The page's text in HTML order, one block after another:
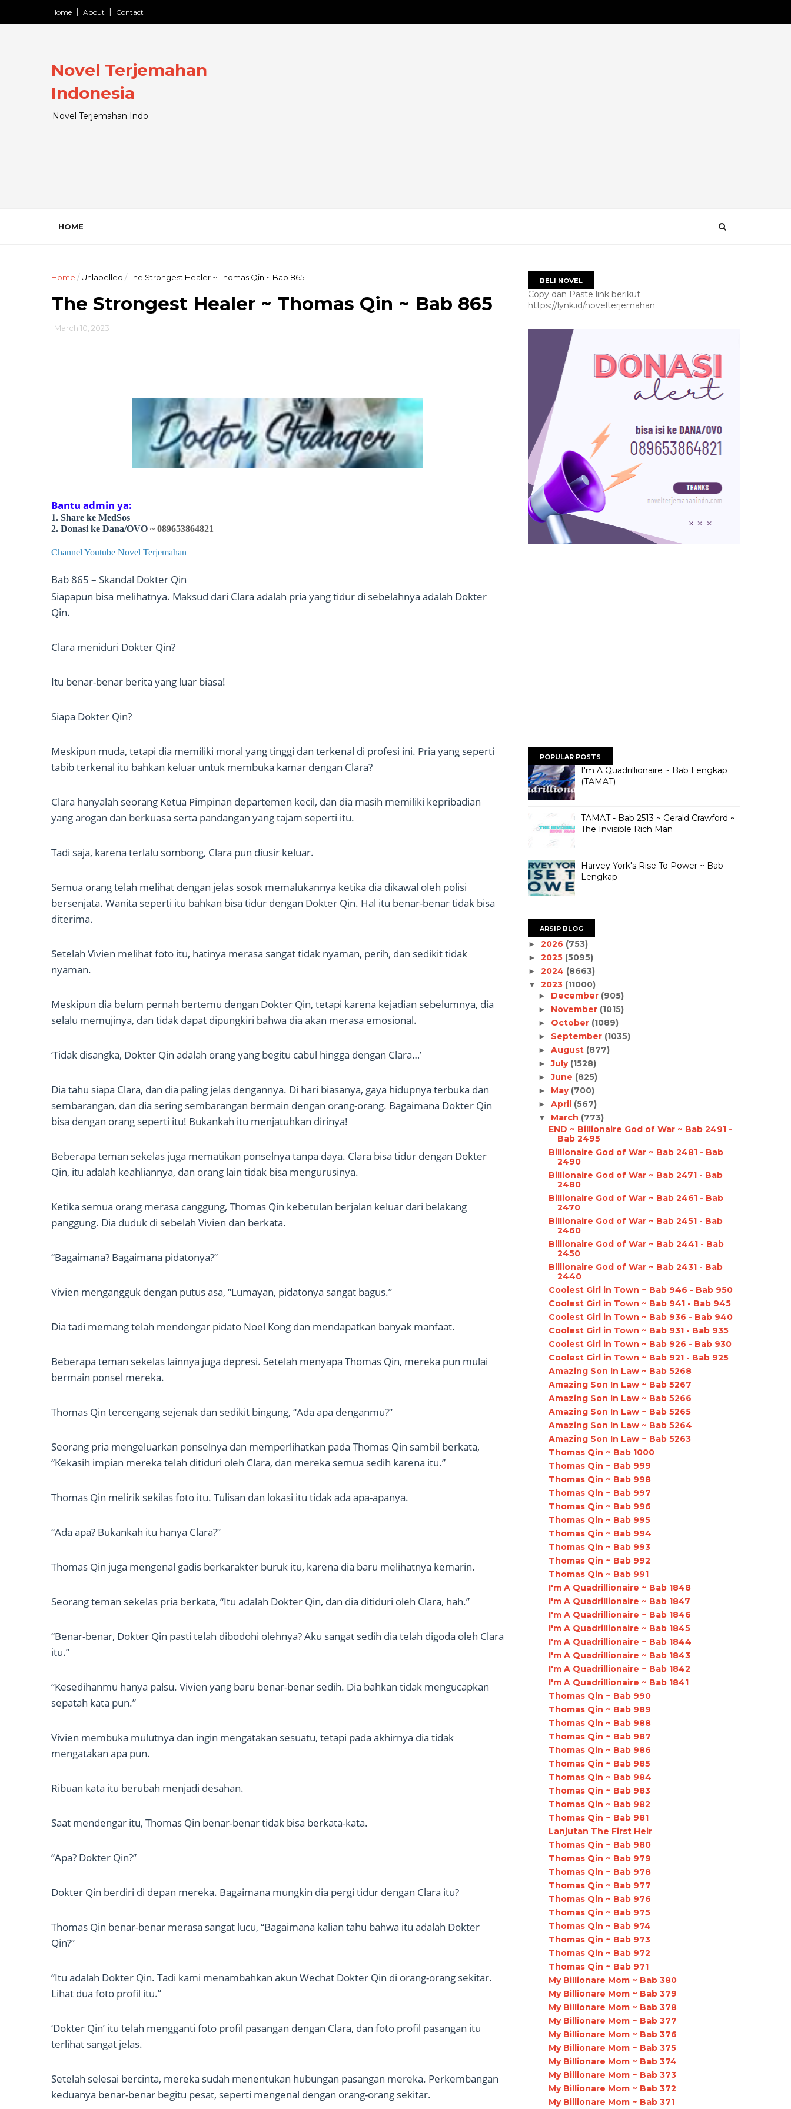
Home About Contact
Novel Terjemahan
Indonesia
Novel Terjemahan Indo
HOME
Home /Unlabelled /The Strongest Healer ~ Thomas Qin ~ Bab 865
The Strongest Healer ~ Thomas Qin ~ Bab 865
March 10, 2023
Bantu admin ya:
1. Share ke MedSos
2. Donasi ke Dana/OVO ~ 089653864821
Channel Youtube Novel Terjemahan
Bab 865 – Skandal Dokter Qin
Siapapun bisa melihatnya. Maksud dari Clara adalah pria yang tidur di sebelahnya adalah Dokter
Qin.
Clara meniduri Dokter Qin?
Itu benar-benar berita yang luar biasa!
Siapa Dokter Qin?
Meskipun muda, tetapi dia memiliki moral yang tinggi dan terkenal di profesi ini. Pria yang seperti
tabib terkenal itu bahkan keluar untuk membuka kamar dengan Clara?
Clara hanyalah seorang Ketua Pimpinan departemen kecil, dan dia masih memiliki kepribadian
yang arogan dan berkuasa serta pandangan yang tajam seperti itu.
Tadi saja, karena terlalu sombong, Clara pun diusir keluar.
Semua orang telah melihat dengan jelas sosok memalukannya ketika dia dikawal oleh polisi
bersenjata. Wanita seperti itu bahkan bisa tidur dengan Dokter Qin. Hal itu benar-benar tidak bisa
diterima.
Setelah Vivien melihat foto itu, hatinya merasa sangat tidak nyaman, perih, dan sedikit tidak
nyaman.
Meskipun dia belum pernah bertemu dengan Dokter Qin, tetapi karena kejadian sebelumnya, dia
selalu memujinya, dan tidak dapat dipungkiri bahwa dia akan merasa emosional.
‘Tidak disangka, Dokter Qin adalah orang yang begitu cabul hingga dengan Clara…’
Dia tahu siapa Clara, dan dia paling jelas dengannya. Di hari biasanya, gaya hidupnya terbuka dan
sembarangan, dan dia sering sembarangan bermain dengan orang-orang. Bagaimana Dokter Qin
bisa dengan orang seperti itu! Bukankah itu menjatuhkan dirinya!
Beberapa teman sekelas juga mematikan ponselnya tanpa daya. Clara bisa tidur dengan Dokter
Qin, itu adalah keahliannya, dan orang lain tidak bisa mengurusinya.
Ketika semua orang merasa canggung, Thomas Qin kebetulan berjalan keluar dari belakang
panggung. Dia duduk di sebelah Vivien dan berkata.
“Bagaimana? Bagaimana pidatonya?”
Vivien mengangguk dengan putus asa, “Lumayan, pidatonya sangat bagus.”
Dia tadi memang telah mendengar pidato Noel Kong dan mendapatkan banyak manfaat.
Beberapa teman sekelas lainnya juga depresi. Setelah menyapa Thomas Qin, mereka pun mulai
bermain ponsel mereka.
Thomas Qin tercengang sejenak dan sedikit bingung, “Ada apa denganmu?”
Seorang pria mengeluarkan ponselnya dan memperlihatkan pada Thomas Qin sambil berkata,
“Kekasih impian mereka telah ditiduri oleh Clara, dan mereka semua sedih karena itu.”
Thomas Qin melirik sekilas foto itu. Tulisan dan lokasi itu tidak ada apa-apanya.
“Ada apa? Bukankah itu hanya Clara?”
Thomas Qin juga mengenal gadis berkarakter buruk itu, karena dia baru melihatnya kemarin.
Seorang teman sekelas pria berkata, “Itu adalah Dokter Qin, dan dia ditiduri oleh Clara, hah.”
“Benar-benar, Dokter Qin pasti telah dibodohi olehnya? Aku sangat sedih dia telah digoda oleh Clara
itu.”
“Kesedihanmu hanya palsu. Vivien yang baru benar-benar sedih. Dia bahkan tidak mengucapkan
sepatah kata pun.”
Vivien membuka mulutnya dan ingin mengatakan sesuatu, tetapi pada akhirnya dia tidak
mengatakan apa pun.
Ribuan kata itu berubah menjadi desahan.
Saat mendengar itu, Thomas Qin benar-benar tidak bisa berkata-kata.
“Apa? Dokter Qin?”
Dokter Qin berdiri di depan mereka. Bagaimana mungkin dia pergi tidur dengan Clara itu?
Thomas Qin benar-benar merasa sangat lucu, “Bagaimana kalian tahu bahwa itu adalah Dokter
Qin?”
“Itu adalah Dokter Qin. Tadi kami menambahkan akun Wechat Dokter Qin di orang-orang sekitar.
Lihat dua foto profil itu.”
‘Dokter Qin’ itu telah mengganti foto profil pasangan dengan Clara, dan foto profil pasangan itu
terlihat sangat jelas.
Setelah selesai bercinta, mereka sudah menentukan hubungan pasangan mereka. Perkembangan
keduanya benar-benar begitu pesat, seperti mengenal dengan orang-orang sekitar.
BELI NOVEL
Copy dan Paste link berikut
https://lynk.id/novelterjemahan
POPULAR POSTS
I'm A Quadrillionaire ~ Bab Lengkap
(TAMAT)
TAMAT - Bab 2513 ~ Gerald Crawford ~
The Invisible Rich Man
Harvey York's Rise To Power ~ Bab
Lengkap
ARSIP BLOG
► 2026 (753)
► 2025 (5095)
► 2024 (8663)
▼ 2023 (11000)
► December (905)
► November (1015)
► October (1089)
► September (1035)
► August (877)
►July (1528)
►June (825)
► May (700)
► April (567)
▼ March (773)
END ~ Billionaire God of War ~ Bab 2491 -
Bab 2495
Billionaire God of War ~ Bab 2481 - Bab
2490
Billionaire God of War ~ Bab 2471 - Bab
2480
Billionaire God of War ~ Bab 2461 - Bab
2470
Billionaire God of War ~ Bab 2451 - Bab
2460
Billionaire God of War ~ Bab 2441 - Bab
2450
Billionaire God of War ~ Bab 2431 - Bab
2440
Coolest Girl in Town ~ Bab 946 - Bab 950
Coolest Girl in Town ~ Bab 941 - Bab 945
Coolest Girl in Town ~ Bab 936 - Bab 940
Coolest Girl in Town ~ Bab 931 - Bab 935
Coolest Girl in Town ~ Bab 926 - Bab 930
Coolest Girl in Town ~ Bab 921 - Bab 925
Amazing Son In Law ~ Bab 5268
Amazing Son In Law ~ Bab 5267
Amazing Son In Law ~ Bab 5266
Amazing Son In Law ~ Bab 5265
Amazing Son In Law ~ Bab 5264
Amazing Son In Law ~ Bab 5263
Thomas Qin ~ Bab 1000
Thomas Qin ~ Bab 999
Thomas Qin ~ Bab 998
Thomas Qin ~ Bab 997
Thomas Qin ~ Bab 996
Thomas Qin ~ Bab 995
Thomas Qin ~ Bab 994
Thomas Qin ~ Bab 993
Thomas Qin ~ Bab 992
Thomas Qin ~ Bab 991
I'm A Quadrillionaire ~ Bab 1848
I'm A Quadrillionaire ~ Bab 1847
I'm A Quadrillionaire ~ Bab 1846
I'm A Quadrillionaire ~ Bab 1845
I'm A Quadrillionaire ~ Bab 1844
I'm A Quadrillionaire ~ Bab 1843
I'm A Quadrillionaire ~ Bab 1842
I'm A Quadrillionaire ~ Bab 1841
Thomas Qin ~ Bab 990
Thomas Qin ~ Bab 989
Thomas Qin ~ Bab 988
Thomas Qin ~ Bab 987
Thomas Qin ~ Bab 986
Thomas Qin ~ Bab 985
Thomas Qin ~ Bab 984
Thomas Qin ~ Bab 983
Thomas Qin ~ Bab 982
Thomas Qin ~ Bab 981
Lanjutan The First Heir
Thomas Qin ~ Bab 980
Thomas Qin ~ Bab 979
Thomas Qin ~ Bab 978
Thomas Qin ~ Bab 977
Thomas Qin ~ Bab 976
Thomas Qin ~ Bab 975
Thomas Qin ~ Bab 974
Thomas Qin ~ Bab 973
Thomas Qin ~ Bab 972
Thomas Qin ~ Bab 971
My Billionare Mom ~ Bab 380
My Billionare Mom ~ Bab 379
My Billionare Mom ~ Bab 378
My Billionare Mom ~ Bab 377
My Billionare Mom ~ Bab 376
My Billionare Mom ~ Bab 375
My Billionare Mom ~ Bab 374
My Billionare Mom ~ Bab 373
My Billionare Mom ~ Bab 372
My Billionare Mom ~ Bab 371